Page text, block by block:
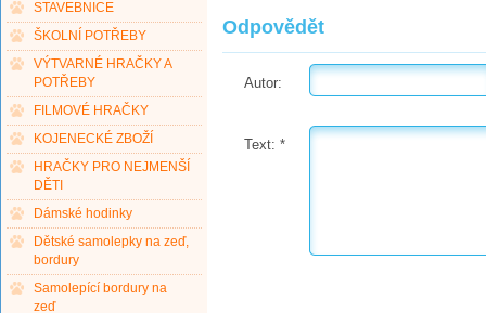
STAVEBNICE
ŠKOLNÍ POTŘEBY
VÝTVARNÉ HRAČKY A
POTŘEBY
FILMOVÉ HRAČKY
KOJENECKÉ ZBOŽÍ
HRAČKY PRO NEJMENŠÍ
DĚTI
Dámské hodinky
Dětské samolepky na zeď,
bordury
Samolepící bordury na
zeď
Odpovědět
Autor:
Text: *